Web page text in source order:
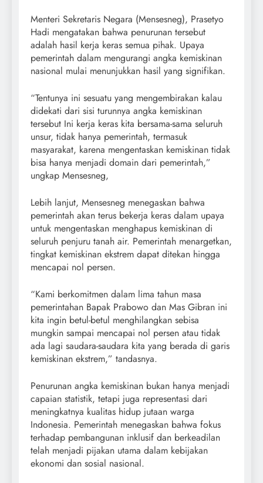
Menteri Sekretaris Negara (Mensesneg), Prasetyo
Hadi mengatakan bahwa penurunan tersebut
adalah hasil kerja keras semua pihak. Upaya
pemerintah dalam mengurangi angka kemiskinan
nasional mulai menunjukkan hasil yang signifikan.
“Tentunya ini sesuatu yang mengembirakan kalau
didekati dari sisi turunnya angka kemiskinan
tersebut Ini kerja keras kita bersama-sama seluruh
unsur, tidak hanya pemerintah, termasuk
masyarakat, karena mengentaskan kemiskinan tidak
bisa hanya menjadi domain dari pemerintah,”
ungkap Mensesneg,
Lebih lanjut, Mensesneg menegaskan bahwa
pemerintah akan terus bekerja keras dalam upaya
untuk mengentaskan menghapus kemiskinan di
seluruh penjuru tanah air. Pemerintah menargetkan,
tingkat kemiskinan ekstrem dapat ditekan hingga
mencapai nol persen.
“Kami berkomitmen dalam lima tahun masa
pemerintahan Bapak Prabowo dan Mas Gibran ini
kita ingin betul-betul menghilangkan sebisa
mungkin sampai mencapai nol persen atau tidak
ada lagi saudara-saudara kita yang berada di garis
kemiskinan ekstrem,” tandasnya.
Penurunan angka kemiskinan bukan hanya menjadi
capaian statistik, tetapi juga representasi dari
meningkatnya kualitas hidup jutaan warga
Indonesia. Pemerintah menegaskan bahwa fokus
terhadap pembangunan inklusif dan berkeadilan
telah menjadi pijakan utama dalam kebijakan
ekonomi dan sosial nasional.